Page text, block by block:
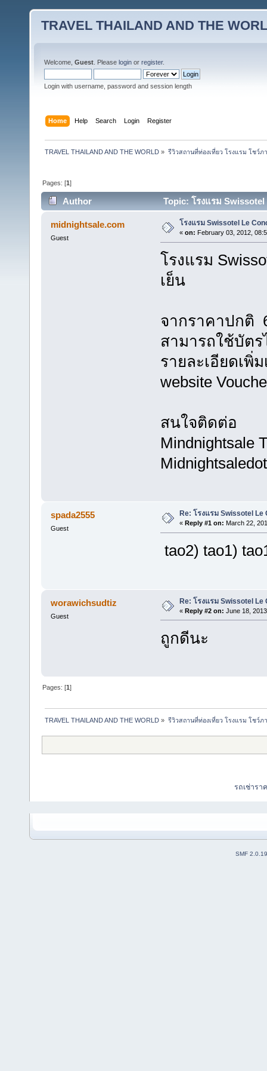
TRAVEL THAILAND AND THE
Welcome, Guest . Please login or register.
Login with username, password and session length
Home Help Search Login Register
TRAVEL THAILAND AND THE WORLD » รีวิวสถานที่ท่องเที่ยว โรงแรม โชว์ภ
Pages: [1]
Author Topic: โรงแรม
midnightsale.com
Guest
โรงแรม Swissotel Le
« on: February 03, 2012,
โรงแรม
เย็น
จากราคาปกติ
สามารถใช้บัต
รายละเอียดเพิ่
website
สนใจติดต่อ
Mindnightsale
spada2555
Guest
Re: โรงแรม Swissotel
« Reply #1 on: March 22,
tao2) tao1)
worawichsudtiz
Guest
Re: โรงแรม Swissotel Le
« Reply #2 on: June 18,
ถูกดีนะ
Pages: [1]
TRAVEL THAILAND AND THE WORLD » รีวิวสถานที่ท่องเที่ยว โรงแรม โชว์ภ
รถเช่าร
SMF 2.0.19